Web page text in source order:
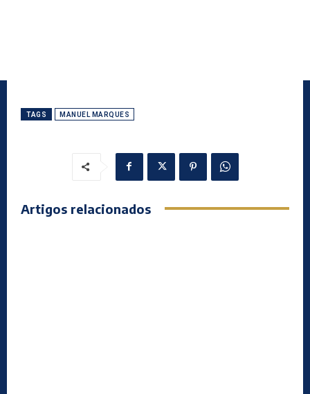
TAGS MANUEL MARQUES
Artigos relacionados